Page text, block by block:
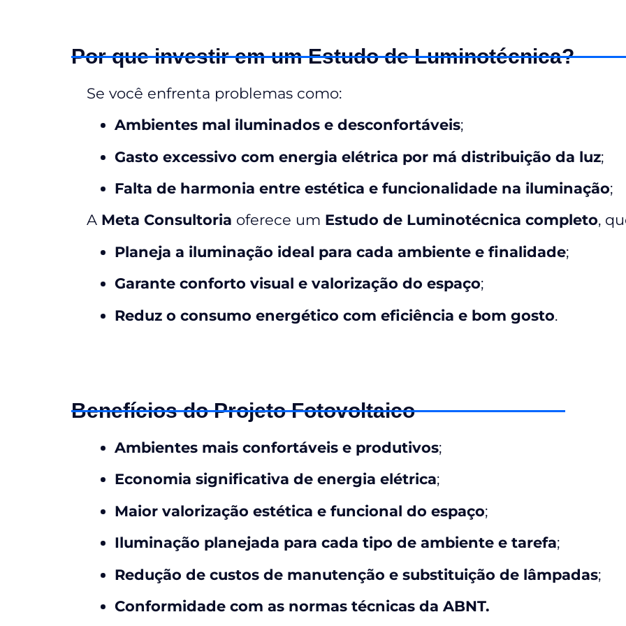
Por que investir em um Estudo de Luminotécnica?
Se você enfrenta problemas como:
Ambientes mal iluminados e desconfortáveis;
Gasto excessivo com energia elétrica por má distribuição da luz;
Falta de harmonia entre estética e funcionalidade na iluminação;
A Meta Consultoria oferece um Estudo de Luminotécnica completo,
Planeja a iluminação ideal para cada ambiente e finalidade;
Garante conforto visual e valorização do espaço;
Reduz o consumo energético com eficiência e bom gosto.
Benefícios do Projeto Fotovoltaico
Ambientes mais confortáveis e produtivos;
Economia significativa de energia elétrica;
Maior valorização estética e funcional do espaço;
Iluminação planejada para cada tipo de ambiente e tarefa;
Redução de custos de manutenção e substituição de lâmpadas;
Conformidade com as normas técnicas da ABNT.